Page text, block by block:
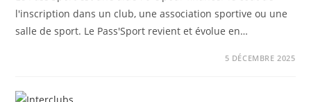
l'inscription dans un club, une association sportive ou une
salle de sport. Le Pass'Sport revient et évolue en…
5 DÉCEMBRE 2025